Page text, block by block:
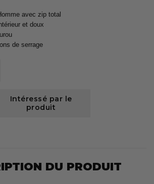
avec zip total
et doux
de serrage
Intéressé par le
produit
DU PRODUIT